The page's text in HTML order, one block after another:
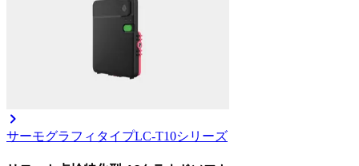
サーモグラフィタイプLC-T10シリーズ